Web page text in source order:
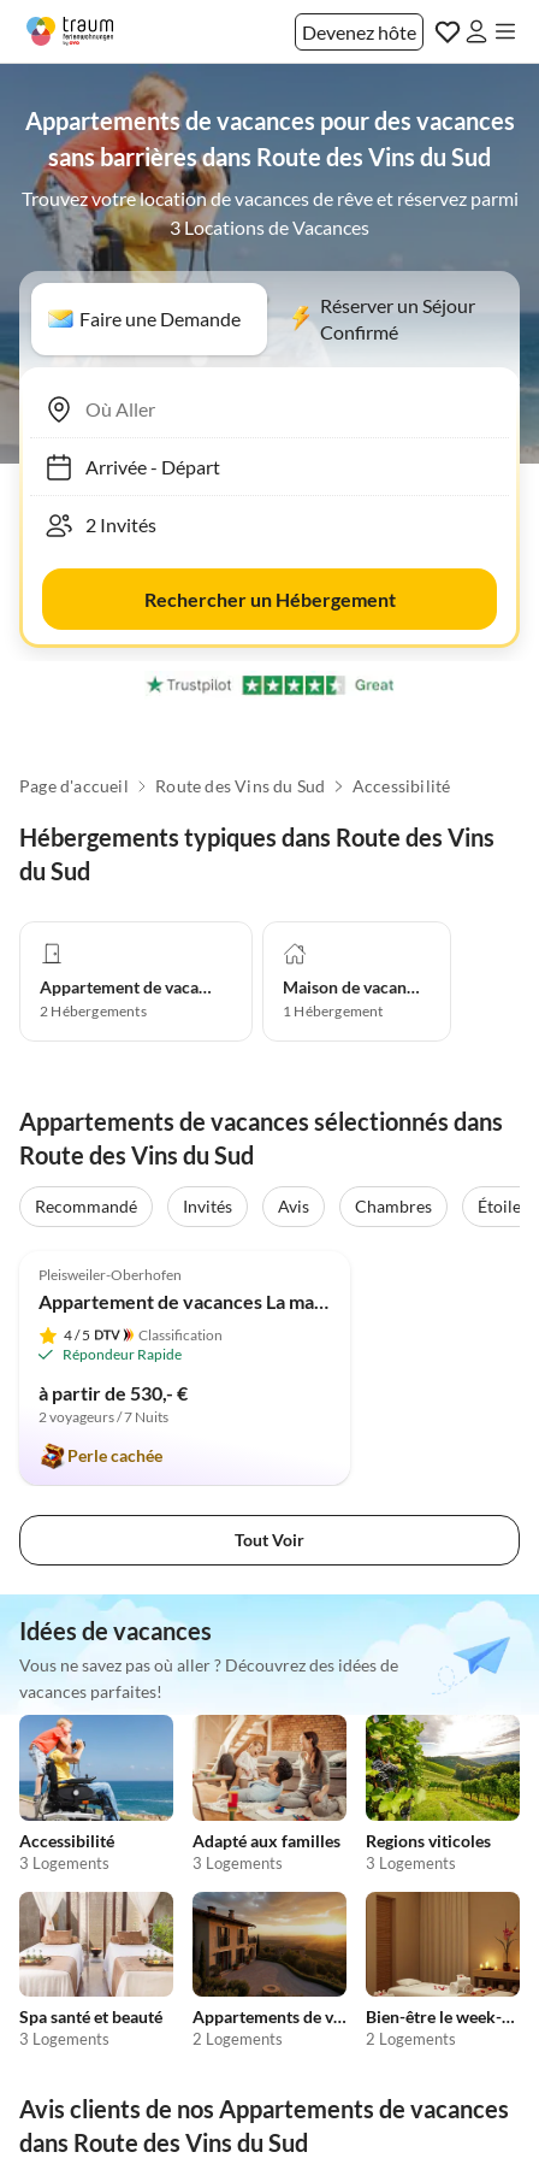
Devenez hôte
Appartements de vacances pour des vacances
sans barrières dans Route des Vins du Sud
Trouvez votre location de vacances de rêve et réservez parmi
3 Locations de Vacances
Faire une Demande
Réserver un Séjour
Confirmé
Arrivée- Départ
Rechercher un Hébergement
Page d'accueil Route des Vins du Sud Accessibilité
Hébergements typiques dans Route des Vins
du Sud
Appartement de vacances
2 Hébergements
Maison de vacances
1 Hébergement
Appartements de vacances sélectionnés dans
Route des Vins du Sud
Recommandé Invités Avis Chambres Étoiles
Meilleure
Pleisweiler-Oberhofen
4/ 5
Classification
Répondeur Rapide
à partir de 530,- €
2 voyageurs / 7 Nuits
Perle cachée
Tout Voir
Idées de vacances
Vous ne savez pas où aller ? Découvrez des idées de
vacances parfaites!
Accessibilité
3 Logements
Adapté aux familles
3 Logements
Regions viticoles
3 Logements
Spa santé et beauté
3 Logements
Appartements de vacances pas chers
2 Logements
Bien-être le week-end
2 Logements
Avis clients de nos Appartements de vacances
dans Route des Vins du Sud